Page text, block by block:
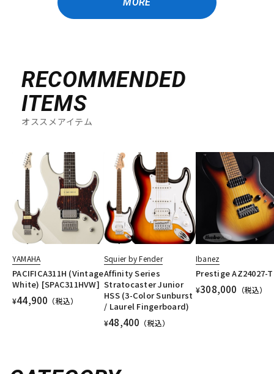
RECOMMENDED
ITEMS
オススメアイテム
YAMAHA
PACIFICA311H (Vintage
White) [SPAC311HVW]
¥44,900 （税込）
Squier by Fender
Affinity Series
Stratocaster Junior
HSS (3-Color Sunburst
/ Laurel Fingerboard)
¥48,400 （税込）
Ibanez
Prestige AZ24027-
¥308,000 （税込）